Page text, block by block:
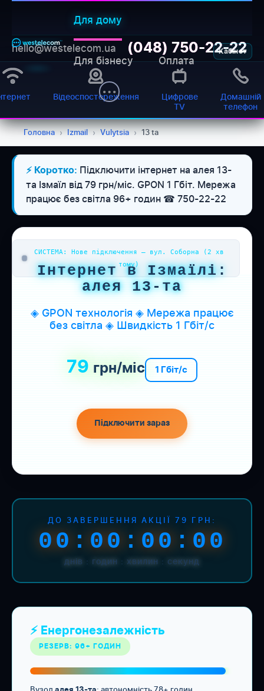
Для дому
Для бізнесу Оплата
Кабінет
hello@westelecom.ua (048) 750-22-22
Відеоспостереження
Цифрове
TV
Домашній
телефон
Головна › Izmail › Vulytsia › 13 ta
⚡ Коротко: Підключити інтернет на алея 13-
та Ізмаїл від 79 грн/міс. GPON 1 Гбіт. Мережа
працює без світла 96+ годин ☎ 750-22-22
СИСТЕМА: Нове підключення — вул. Соборна (2 хв
тому)
Інтернет в Ізмаїлі:
алея 13-та
◈ GPON технологія ◈ Мережа працює
без світла ◈ Швидкість 1 Гбіт/с
79 грн/міс 1 Гбіт/с
Підключити зараз
ДО ЗАВЕРШЕННЯ АКЦІЇ 79 ГРН:
00:00:00:00
днів : годин : хвилин : секунд
⚡ Енергонезалежність
РЕЗЕРВ: 96+ ГОДИН
WESTELECOM
Онлайн-підтримка